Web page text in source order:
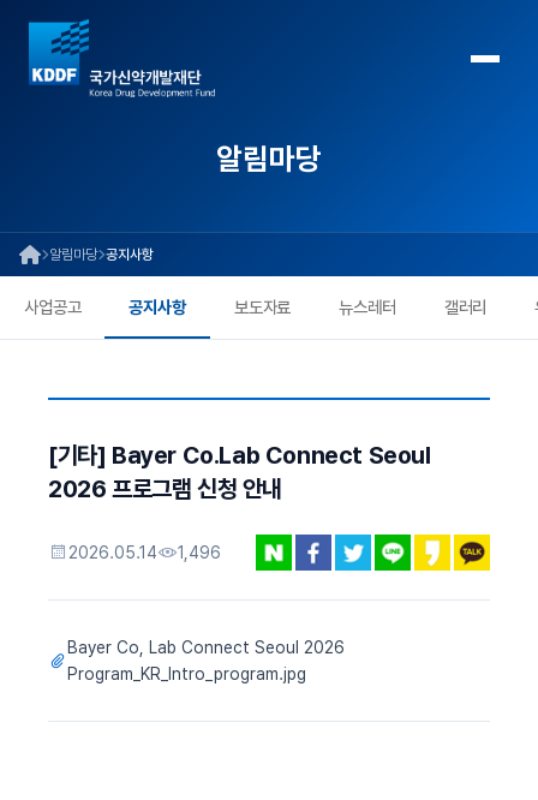
알림마당
알림마당 공지사항
사업공고 공지사항 보도자료 뉴스레터 갤러리
[기타] Bayer Co.Lab Connect Seoul
2026 프로그램 신청 안내
2026.05.14 1,496
Bayer Co, Lab Connect Seoul 2026
Program_KR_Intro_program.jpg